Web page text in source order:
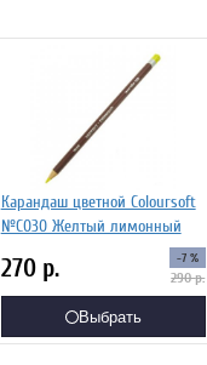
Карандаш цветной Coloursoft
№C030 Желтый лимонный
270 р. -7 %
290р.
Выбрать